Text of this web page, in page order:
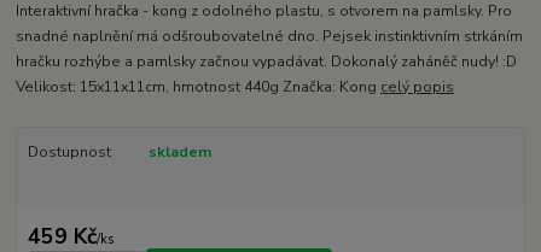
Interaktivní hračka - kong z odolného plastu, s otvorem na pamlsky. Pro
snadné naplnění má odšroubovatelné dno. Pejsek instinktivním strkáním
hračku rozhýbe a pamlsky začnou vypadávat. Dokonalý zaháněč nudy! :D
Velikost: 15x11x11cm, hmotnost 440g Značka: Kong celý popis
Dostupnost skladem
459 Kč/ks